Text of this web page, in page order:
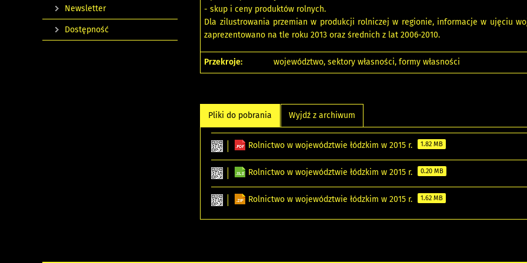
- skup i ceny produktów rolnych.
Dla zilustrowania przemian w produkcji rolniczej w regionie, informacje w ujęciu
zaprezentowano na tle roku 2013 oraz średnich z lat 2006-2010.
Przekroje: województwo, sektory własności, formy własności
Pliki do pobrania Wyjdź z archiwum
Rolnictwo w województwie łódzkim w 2015 r. 1.82 MB
Rolnictwo w województwie łódzkim w 2015 r. 0.20 MB
Rolnictwo w województwie łódzkim w 2015 r. 1.62 MB
Newsletter
Dostępność